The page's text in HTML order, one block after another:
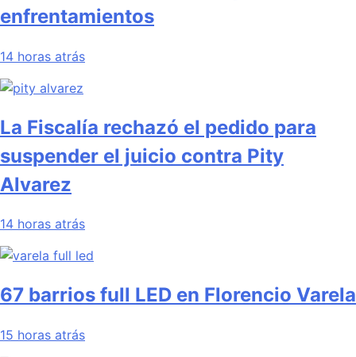
enfrentamientos
14 horas atrás
La Fiscalía rechazó el pedido para
suspender el juicio contra Pity
Alvarez
14 horas atrás
67 barrios full LED en Florencio Varela
15 horas atrás